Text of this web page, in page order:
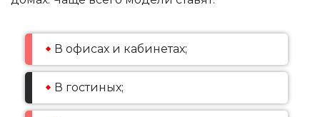
В офисах и кабинетах;
В гостиных;